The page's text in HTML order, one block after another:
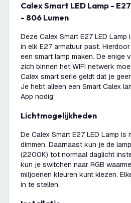
Calex Smart LED Lamp - E27 - 9.4W - RGB+CCT
- 806 Lumen
Deze Calex Smart E27 LED Lamp
in elk E27 armatuur past.
een smart lamp maken. De enige
zich binnen het WIFI netwerk
Calex smart serie geldt dat je
Je hebt alleen een Smart Calex
App nodig.
Lichtmogelijkheden
De Calex Smart E27 LED Lamp
dimmen. Daarnaast kun je de
(2200K) tot normaal daglicht
kun je switchen naar RGB
miljoenen kleuren kunt kiezen.
in te stellen.